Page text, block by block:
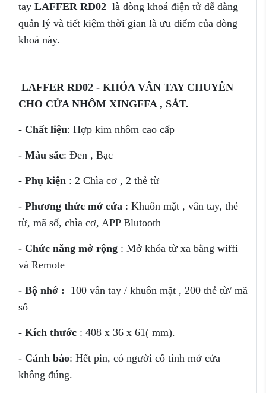
tay LAFFER RD02 là dòng khoá điện tử dễ dàng
quản lý và tiết kiệm thời gian là ưu điểm của dòng
khoá này.
LAFFER RD02 - KHÓA VÂN TAY CHUYÊN
CHO CỬA NHÔM XINGFFA , SẮT.
- Chất liệu: Hợp kim nhôm cao cấp
- Màu sắc: Đen , Bạc
- Phụ kiện : 2 Chìa cơ , 2 thẻ từ
- Phương thức mở cửa : Khuôn mặt , vân tay, thẻ
từ, mã số, chìa cơ, APP Blutooth
- Chức năng mở rộng : Mở khóa từ xa bằng wiffi
và Remote
- Bộ nhớ : 100 vân tay / khuôn mặt , 200 thẻ từ/ mã
số
- Kích thước : 408 x 36 x 61( mm).
- Cảnh báo: Hết pin, có người cố tình mở cửa
không đúng.